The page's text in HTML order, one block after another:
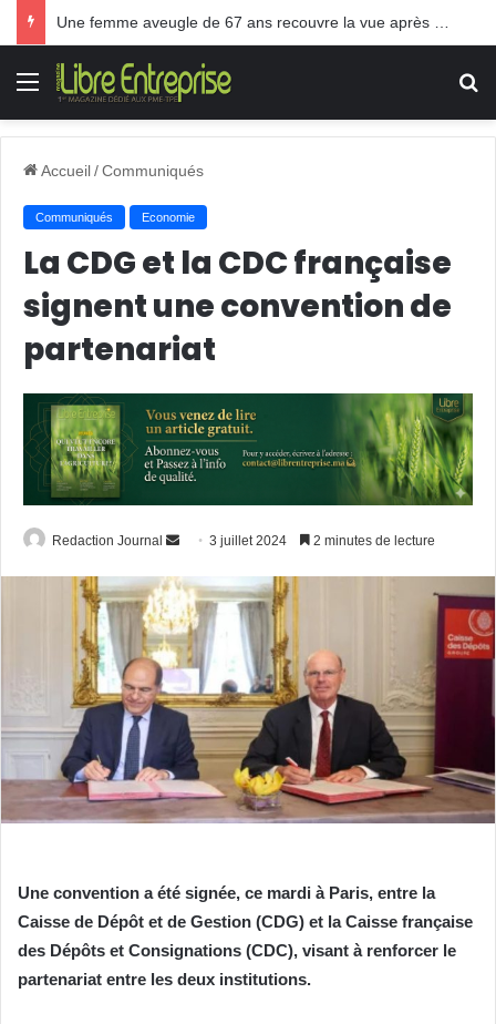
Menu
Accueil/Communiqués
Communiqués Economie
La CDG et la CDC française
signent une convention de
partenariat
Redaction Journal
Envoyer
courriel
3 juillet 2024 2 minutes de lecture
Une convention a été signée, ce mardi à Paris, entre la
Caisse de Dépôt et de Gestion (CDG) et la Caisse française
des Dépôts et Consignations (CDC), visant à renforcer le
partenariat entre les deux institutions.